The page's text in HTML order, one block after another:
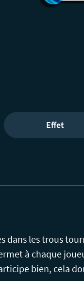
Effet
dans les trous
à chaque
bien, cela